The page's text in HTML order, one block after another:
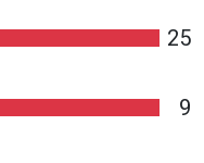
25
9